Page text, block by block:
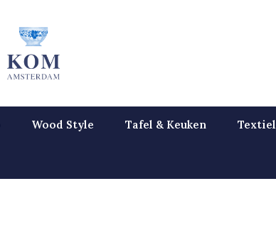
Wood Style Tafel & Keuken Textiel